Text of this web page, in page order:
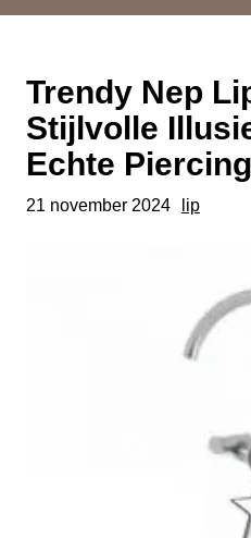
Trendy Nep
Stijlvolle
Echte Piercing
21 november 2024 lip